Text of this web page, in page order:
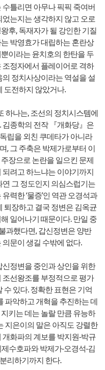
틀리면 아무나 픽픽 죽여버
는지는 생각하지 않고 오로
후, 독재자가 될 강인한 기질
박영효가 대립하는 혼란상
이라는 윤치호의 한탄을 두
정자에서 플레이어로 격하
정치사상이라는 역설을 설
도전하지 않았거나.
하나는, 조선의 정치시스템에
종학의 전작 『개화당』은
립을 외친 쿠데타가 아니라
, 그 주축은 박제가로부터 이
장으로 논란을 일으킨 문제
려고 하느냐는 이야기까지
그 정도인지 의심스럽기는
력한 ‘물증’인 역관 오경석과
퇴장하고 결국 정변은 김옥균
일어나기 때문이다. 만일 중
과했다면, 갑신정변은 양반
문이 생길 수밖에 없다.
정변을 중인과 상인을 위한
선왕조를 부정적으로 평가
있다. 정확한 표현은 기억
파악하고 개혁을 추진하는 데
키는 데는 놀랄 만큼 유능하
지은이의 말은 아직도 강렬한
화파의 계보를 박지원-박규
수호파와 박제가-오경석-김
리하기까지 한다.